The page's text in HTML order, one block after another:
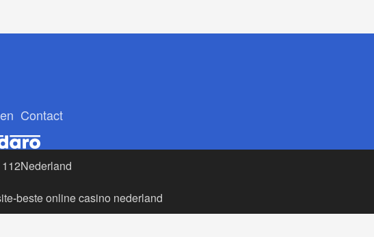
Contact
112Nederland
-beste online casino nederland